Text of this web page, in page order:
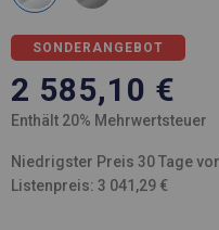
SONDERANGEBOT
2 585,10 €
Enthält 20% Mehrwertsteuer
Niedrigster Preis 30 Tage
Listenpreis: 3 041,29 €